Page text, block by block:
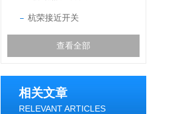
杭荣接近开关
查看全部
相关文章
RELEVANT ARTICLES